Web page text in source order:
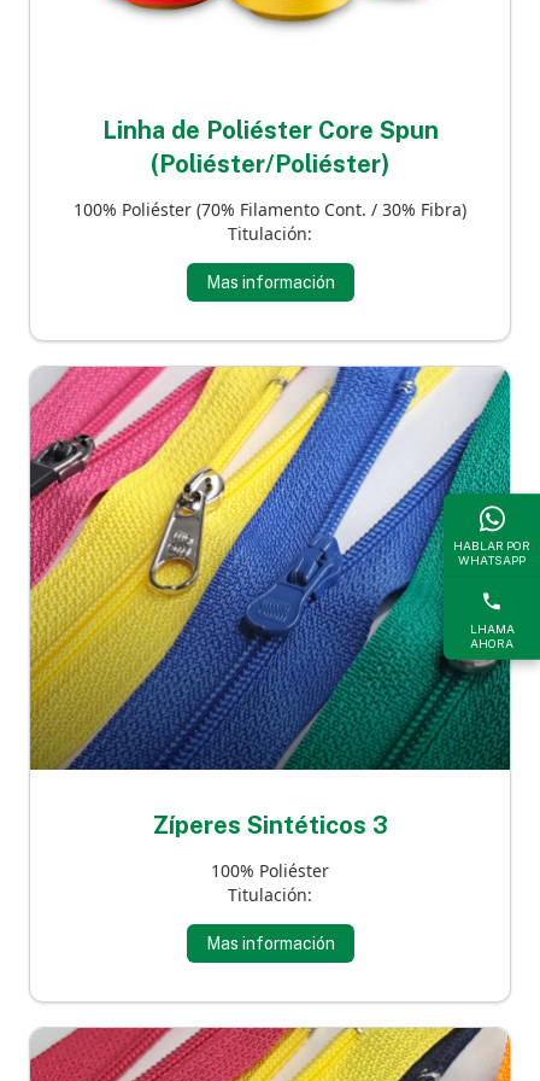
Linha de Poliéster Core Spun
(Poliéster/Poliéster)
100% Poliéster (70% Filamento Cont. / 30% Fibra)
Titulación:
Mas información
Zíperes Sintéticos 3
100% Poliéster
Titulación:
Mas información
HABLAR POR
WHATSAPP
LHAMA
AHORA